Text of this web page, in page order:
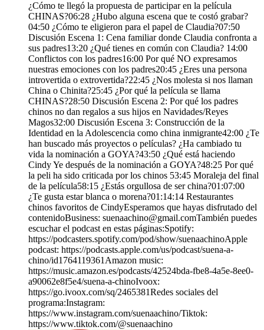
¿Cómo te llegó la propuesta de participar en la película
CHINAS?06:28 ¿Hubo alguna escena que te costó grabar?
04:50 ¿Cómo te eligieron para el papel de Claudia?07:50
Discusión Escena 1: Cena familiar donde Claudia confronta a
sus padres13:20 ¿Qué tienes en común con Claudia? 14:00
Conflictos con los padres16:00 Por qué NO expresamos
nuestras emociones con los padres20:45 ¿Eres una persona
introvertida o extrovertida?22:45 ¿Nos molesta si nos llaman
China o Chinita?25:45 ¿Por qué la película se llama
CHINAS?28:50 Discusión Escena 2: Por qué los padres
chinos no dan regalos a sus hijos en Navidades/Reyes
Magos32:00 Discusión Escena 3: Construcción de la
Identidad en la Adolescencia como china inmigrante42:00 ¿Te
han buscado más proyectos o películas? ¿Ha cambiado tu
vida la nominación a GOYA?43:50 ¿Qué está haciendo
Cindy Ye después de la nominación a GOYA?48:25 Por qué
la peli ha sido criticada por los chinos 53:45 Moraleja del final
de la película58:15 ¿Estás orgullosa de ser china?01:07:00
¿Te gusta estar blanca o morena?01:14:14 Restaurantes
chinos favoritos de CindyEsperamos que hayas disfrutado del
contenidoBusiness: suenaachino@gmail.comTambién puedes
escuchar el podcast en estas páginas:Spotify:
https://podcasters.spotify.com/pod/show/suenaachinoApple
podcast: https://podcasts.apple.com/us/podcast/suena-a-
chino/id1764119361Amazon music:
https://music.amazon.es/podcasts/42524bda-fbe8-4a5e-8ee0-
a90062e8f5e4/suena-a-chinoIvoox:
https://go.ivoox.com/sq/2465381Redes sociales del
programa:Instagram:
https://www.instagram.com/suenaachino/Tiktok:
https://www.tiktok.com/@suenaachino